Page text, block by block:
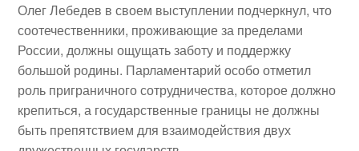
Олег Лебедев в своем выступлении подчеркнул, что
соотечественники, проживающие за пределами
России, должны ощущать заботу и поддержку
большой родины. Парламентарий особо отметил
роль приграничного сотрудничества, которое должно
крепиться, а государственные границы не должны
быть препятствием для взаимодействия двух